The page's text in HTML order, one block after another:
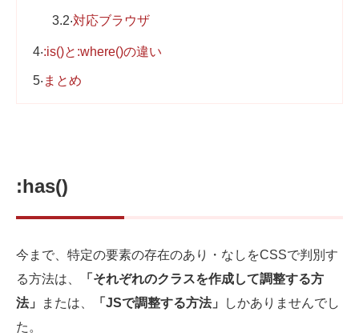
3.2対応ブラウザ
4:is()と:where()の違い
5まとめ
:has()
今まで、特定の要素の存在のあり・なしをCSSで判別す
る方法は、
「それぞれのクラスを作成して調整する方
法」
または、 「JSで調整する方法」
しかありませんでし
た。